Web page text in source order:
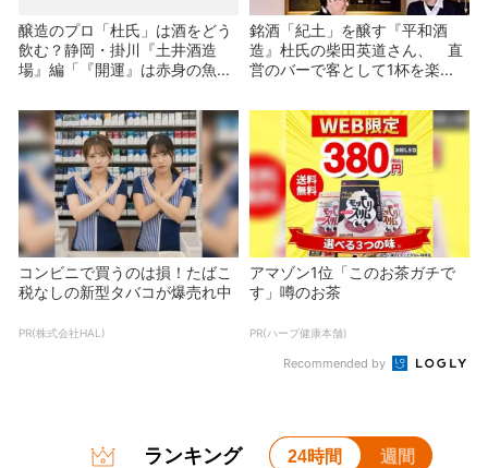
醸造のプロ「杜氏」は酒をどう
飲む？静岡・掛川『土井酒造
場』編「『開運』は赤身の魚...
銘酒「紀土」を醸す『平和酒
造』杜氏の柴田英道さん、 直
営のバーで客として1杯を楽...
コンビニで買うのは損！たばこ
税なしの新型タバコが爆売れ中
PR(株式会社HAL)
アマゾン1位「このお茶ガチで
す」噂のお茶
PR(ハーブ健康本舗)
Recommended by
ランキング 24時間 週間